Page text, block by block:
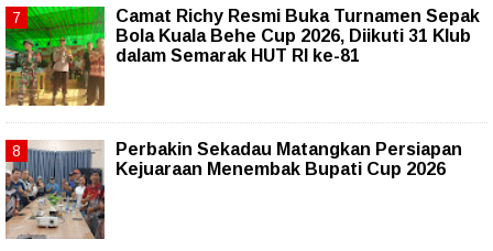
Camat Richy Resmi Buka Turnamen Sepak
Bola Kuala Behe Cup 2026, Diikuti 31 Klub
dalam Semarak HUT RI ke-81
Perbakin Sekadau Matangkan Persiapan
Kejuaraan Menembak Bupati Cup 2026